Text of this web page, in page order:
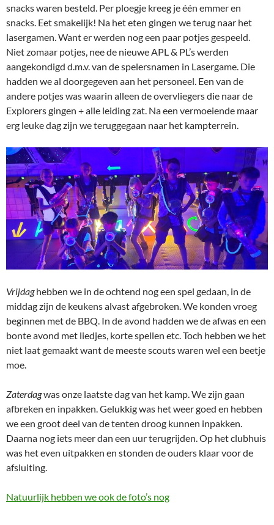
snacks waren besteld. Per ploegje kreeg je één emmer en
snacks. Eet smakelijk! Na het eten gingen we terug naar het
lasergamen. Want er werden nog een paar potjes gespeeld.
Niet zomaar potjes, nee de nieuwe APL & PL’s werden
aangekondigd d.m.v. van de spelersnamen in Lasergame. Die
hadden we al doorgegeven aan het personeel. Een van de
andere potjes was waarin alleen de overvliegers die naar de
Explorers gingen + alle leiding zat. Na een vermoeiende maar
erg leuke dag zijn we teruggegaan naar het kampterrein.
Vrijdaghebben we in de ochtend nog een spel gedaan, in de
middag zijn de keukens alvast afgebroken. We konden vroeg
beginnen met de BBQ. In de avond hadden we de afwas en een
bonte avond met liedjes, korte spellen etc. Toch hebben we het
niet laat gemaakt want de meeste scouts waren wel een beetje
moe.
Zaterdagwas onze laatste dag van het kamp. We zijn gaan
afbreken en inpakken. Gelukkig was het weer goed en hebben
we een groot deel van de tenten droog kunnen inpakken.
Daarna nog iets meer dan een uur terugrijden. Op het clubhuis
was het even uitpakken en stonden de ouders klaar voor de
afsluiting.
Natuurlijk hebben we ook de foto’s nog